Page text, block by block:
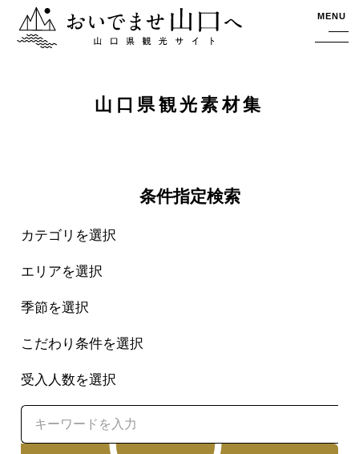
おいでませ山口へー山口県観光サイト MENU
山口県観光素材集
条件指定検索
カテゴリを選択
エリアを選択
季節を選択
こだわり条件を選択
受入人数を選択